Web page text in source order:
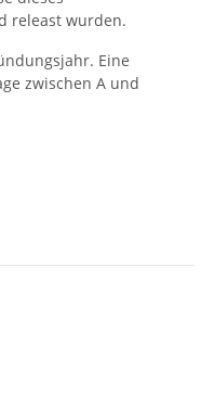
releast wurden.
Eine
zwischen A und